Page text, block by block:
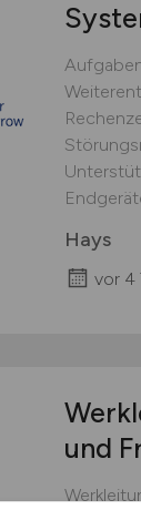
Hays
vor 4
und